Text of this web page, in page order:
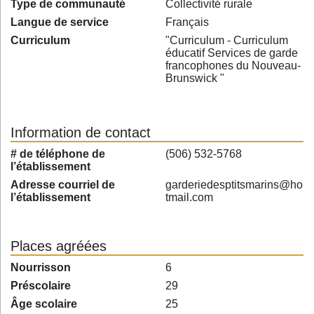
Type de communauté
Collectivité rurale
Langue de service
Français
Curriculum
"Curriculum - Curriculum
éducatif Services de garde
francophones du Nouveau-
Brunswick "
Information de contact
# de téléphone de
l’établissement
(506) 532-5768
Adresse courriel de
l’établissement
garderiedesptitsmarins@ho
tmail.com
Places agréées
Nourrisson
6
Préscolaire
29
Âge scolaire
25